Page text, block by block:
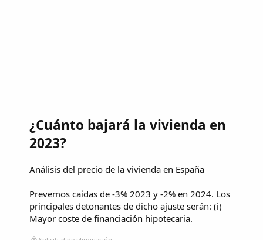
¿Cuánto bajará la vivienda en
2023?
Análisis del precio de la vivienda en España
Prevemos caídas de -3% 2023 y -2% en 2024. Los
principales detonantes de dicho ajuste serán: (i)
Mayor coste de financiación hipotecaria.